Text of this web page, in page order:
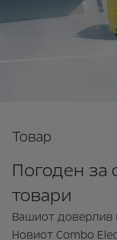
Товар
Погоден за
товари
Вашиот доверлив
Новиот Combo